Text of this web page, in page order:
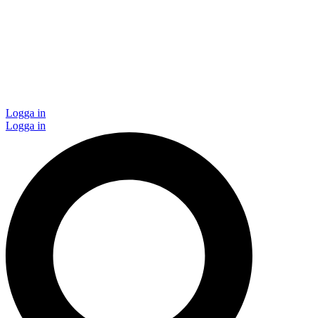
Logga in
Logga in